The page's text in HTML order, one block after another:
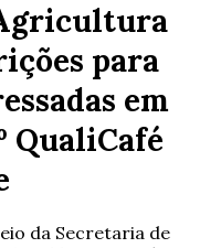
para
em
QualiCafé
da Secretaria de